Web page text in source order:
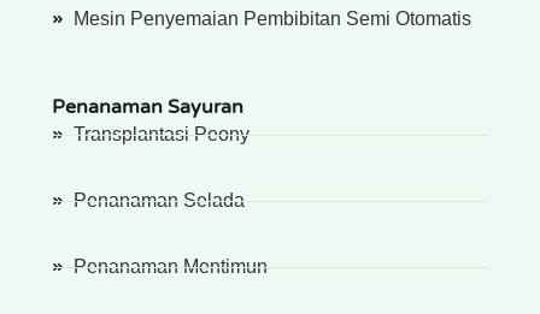
Mesin Penyemaian Pembibitan Semi Otomatis
Penanaman Sayuran
Transplantasi Peony
Penanaman Selada
Penanaman Mentimun